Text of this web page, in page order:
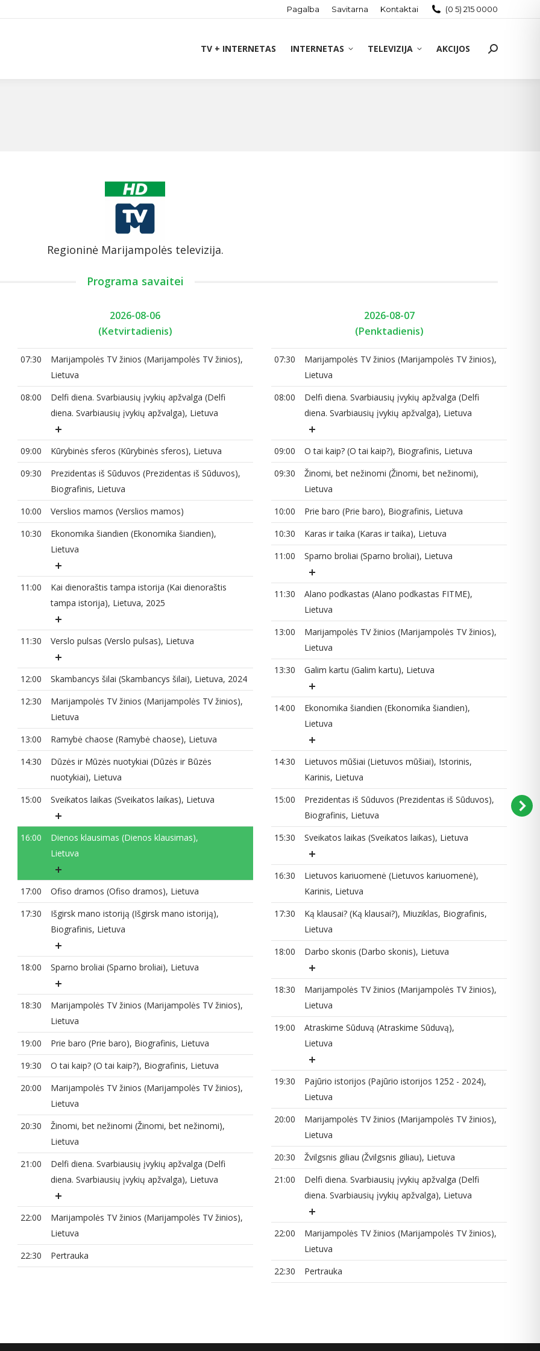
Pagalba Savitarna Kontaktai (0 5) 215 0000
TV + INTERNETAS INTERNETAS TELEVIZIJA AKCIJOS Search:
Regioninė Marijampolės televizija.
Programa savaitei
2026-08-06
(Ketvirtadienis)
07:30
Marijampolės TV žinios (Marijampolės TV žinios),
Lietuva
08:00
Delfi diena. Svarbiausių įvykių apžvalga (Delfi
diena. Svarbiausių įvykių apžvalga), Lietuva
09:00
Kūrybinės sferos (Kūrybinės sferos), Lietuva
09:30
Prezidentas iš Sūduvos (Prezidentas iš Sūduvos),
Biografinis, Lietuva
10:00
Verslios mamos (Verslios mamos)
10:30
Ekonomika šiandien (Ekonomika šiandien),
Lietuva
11:00
Kai dienoraštis tampa istorija (Kai dienoraštis
tampa istorija), Lietuva, 2025
11:30 Verslo pulsas (Verslo pulsas), Lietuva
12:00
Skambancys šilai (Skambancys šilai), Lietuva, 2024
12:30
Marijampolės TV žinios (Marijampolės TV žinios),
Lietuva
13:00
Ramybė chaose (Ramybė chaose), Lietuva
14:30
Dūzės ir Mūzės nuotykiai (Dūzės ir Būzės
nuotykiai), Lietuva
15:00
Sveikatos laikas (Sveikatos laikas), Lietuva
16:00
Dienos klausimas (Dienos klausimas),
Lietuva
17:00
Ofiso dramos (Ofiso dramos), Lietuva
17:30
Išgirsk mano istoriją (Išgirsk mano istoriją),
Biografinis, Lietuva
18:00 Sparno broliai (Sparno broliai), Lietuva
18:30
Marijampolės TV žinios (Marijampolės TV žinios),
Lietuva
19:00
Prie baro (Prie baro), Biografinis, Lietuva
19:30
O tai kaip? (O tai kaip?), Biografinis, Lietuva
20:00
Marijampolės TV žinios (Marijampolės TV žinios),
Lietuva
20:30
Žinomi, bet nežinomi (Žinomi, bet nežinomi),
Lietuva
21:00
Delfi diena. Svarbiausių įvykių apžvalga (Delfi
diena. Svarbiausių įvykių apžvalga), Lietuva
22:00
Marijampolės TV žinios (Marijampolės TV žinios),
Lietuva
22:30
Pertrauka
2026-08-07
(Penktadienis)
07:30
Marijampolės TV žinios (Marijampolės TV žinios),
Lietuva
08:00
Delfi diena. Svarbiausių įvykių apžvalga (Delfi
diena. Svarbiausių įvykių apžvalga), Lietuva
09:00
O tai kaip? (O tai kaip?), Biografinis, Lietuva
09:30
Žinomi, bet nežinomi (Žinomi, bet nežinomi),
Lietuva
10:00
Prie baro (Prie baro), Biografinis, Lietuva
10:30
Karas ir taika (Karas ir taika), Lietuva
11:00
Sparno broliai (Sparno broliai), Lietuva
11:30
Alano podkastas (Alano podkastas FITME),
Lietuva
13:00
Marijampolės TV žinios (Marijampolės TV žinios),
Lietuva
13:30
Galim kartu (Galim kartu), Lietuva
14:00
Ekonomika šiandien (Ekonomika šiandien),
Lietuva
14:30
Lietuvos mūšiai (Lietuvos mūšiai), Istorinis,
Karinis, Lietuva
15:00
Prezidentas iš Sūduvos (Prezidentas iš Sūduvos),
Biografinis, Lietuva
15:30
Sveikatos laikas (Sveikatos laikas), Lietuva
16:30
Lietuvos kariuomenė (Lietuvos kariuomenė),
Karinis, Lietuva
17:30
Ką klausai? (Ką klausai?), Miuziklas, Biografinis,
Lietuva
18:00
Darbo skonis (Darbo skonis), Lietuva
18:30
Marijampolės TV žinios (Marijampolės TV žinios),
Lietuva
19:00
Atraskime Sūduvą (Atraskime Sūduvą),
Lietuva
19:30
Pajūrio istorijos (Pajūrio istorijos 1252 - 2024),
Lietuva
20:00
Marijampolės TV žinios (Marijampolės TV žinios),
Lietuva
20:30
Žvilgsnis giliau (Žvilgsnis giliau), Lietuva
21:00
Delfi diena. Svarbiausių įvykių apžvalga (Delfi
diena. Svarbiausių įvykių apžvalga), Lietuva
22:00
Marijampolės TV žinios (Marijampolės TV žinios),
Lietuva
22:30
Pertrauka